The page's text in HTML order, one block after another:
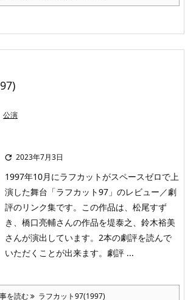
公演
 2023年7月3日
1997年10月にラフカットがスペースゼロで上
演した舞台「ラフカット97」のレビュー／劇
評のリンク集です。この作品は、松尾すず
き、橋口亮輔さんの作品を堤泰之、鈴木裕美
さんが演出しています。2本の劇評を読んで
いただくことが出来ます。劇評 ...
を読む ラフカット97(1997)